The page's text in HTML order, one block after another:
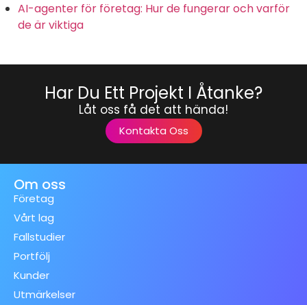
AI-agenter för företag: Hur de fungerar och varför
de är viktiga
Har Du Ett Projekt I Åtanke?
Låt oss få det att hända!
Kontakta Oss
Om oss
Företag
Vårt lag
Fallstudier
Portfölj
Kunder
Utmärkelser